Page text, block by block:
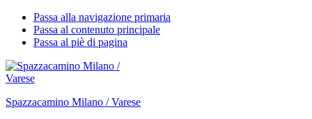
Passa alla navigazione primaria
Passa al contenuto principale
Passa al piè di pagina
Spazzacamino Milano / Varese